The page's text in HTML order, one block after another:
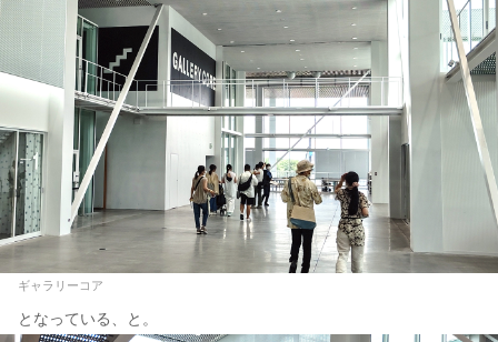
ギャラリーコア
となっている、と。